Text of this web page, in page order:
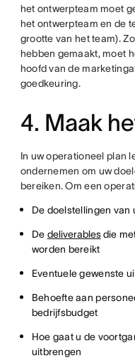
het ontwerpteam moet
het ontwerpteam en de
grootte van het team).
hebben gemaakt, moet
hoofd van de
goedkeuring.
4. Maak
In uw operationeel plan
ondernemen om uw
bereiken. Om een
De doelstellingen van
De deliverablesdie
worden bereikt
Eventuele gewenste
Behoefte aan
bedrijfsbudget
Hoe gaat u de
uitbrengen